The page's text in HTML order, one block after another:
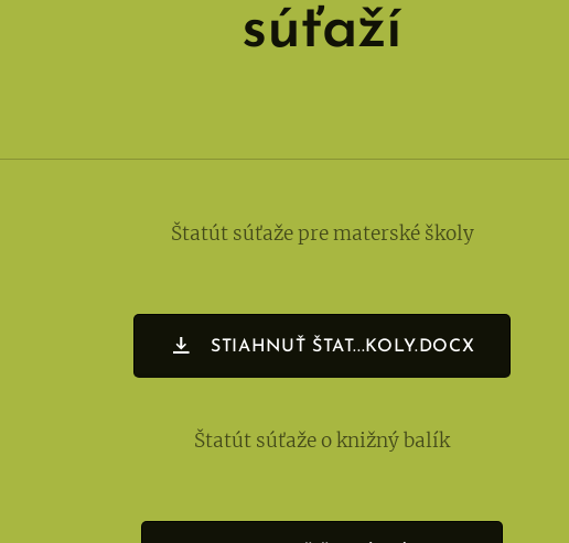
súťaží
Štatút súťaže pre materské školy
STIAHNUŤ ŠTAT...KOLY.DOCX
Štatút súťaže o knižný balík